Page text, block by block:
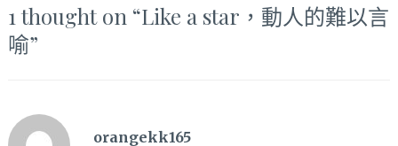
1 thought on “Like a star，動人的難以言
喻”
orangekk165